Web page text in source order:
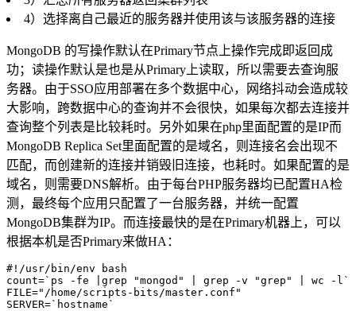
4）选择离自己最近的服务器并使用该与该服务器的连接
MongoDB 的写操作默认在Primary节点上操作完成即返回成
功；读操作默认是也是从Primary上读取，所以需要去查询服
务器。由于SSO应用部署在多个数据中心，网络抖动会造成较
大影响，跨数据中心的查询并不会很快，如果每次都去连接并
查询整个列表是比较耗时。另外如果在php里面配置的是IP而
MongoDB Replica Set里面配置的是域名，则连接名会出现不
匹配，而创建新的连接并销毁旧连接，也耗时。如果配置的是
域名，则需要DNS解析。由于每台PHP服务器均已配置HA检
测，最终每个应用只配置了一台服务器，并统一配置
MongoDB集群为IP。而连接最快的是在Primary机器上，可以
根据本机是否Primary来做HA：
#!/usr/bin/env bash
count=`ps -fe |grep "mongod" | grep -v "grep" | wc -l`
FILE="/home/scripts-bits/master.conf"
SERVER=`hostname`